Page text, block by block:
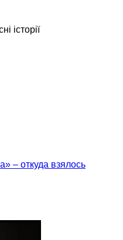
історії
– откуда взялось